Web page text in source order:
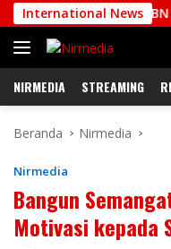
Langsung
ke
konten
International News
Kodim 1708/BN
NIRMEDIA STREAMING
Beranda Nirmedia
Nirmedia
Bangun
Motivasi kepada